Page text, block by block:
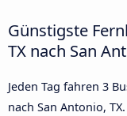
Günstigste
TX nach San
Jeden Tag fahren 3
nach San Antonio,